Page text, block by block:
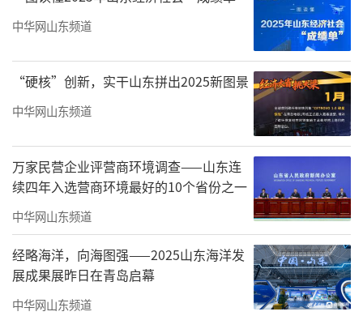
别浓郁。藉此机会，我说说50岁时的读书观。
前些日子，有人问起我读书的事。我说，
哪有时间读书啊。一是没有时间，二是只看微
信，不读书、不读报，已经成为生活习惯。话
是这么说，然而在现实中，我却是一天都离不
开书的，因为我现在过的是“写书的生活”。
不写书的读书，对我来说，是一件很浪费、很
奢侈也很难受的事情。起码有20年了，除了中
国共产党中央委员会全体会议的报告，我已经
很难坐下来安静地研读一本书了。
我在50岁后进入“以写带读、以读养写、
中华网山东频道
“硬核”创新，实干山东拼出2025新图景
中华网山东频道
万家民营企业评营商环境调查——山东连
续四年入选营商环境最好的10个省份之一
中华网山东频道
经略海洋，向海图强——2025山东海洋发
展成果展昨日在青岛启幕
中华网山东频道